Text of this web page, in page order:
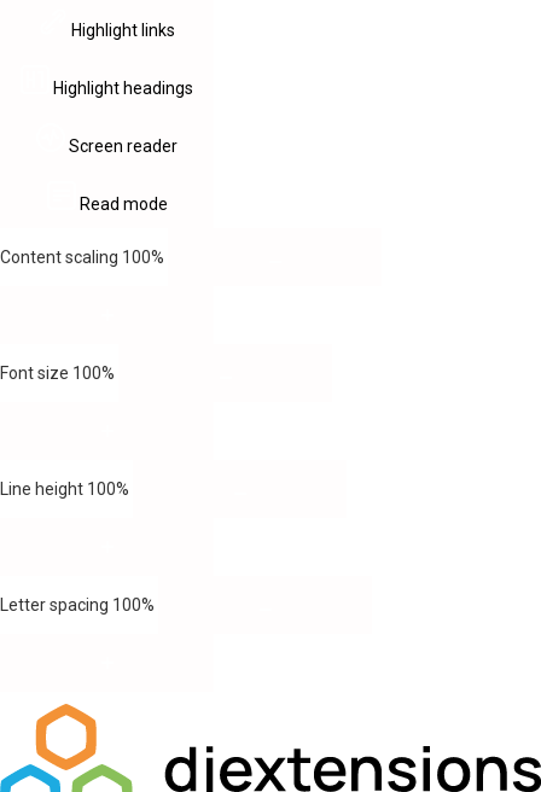
Highlight links
Highlight headings
Screen reader
Read mode
Content scaling 100%
Font size 100%
Line height 100%
Letter spacing 100%